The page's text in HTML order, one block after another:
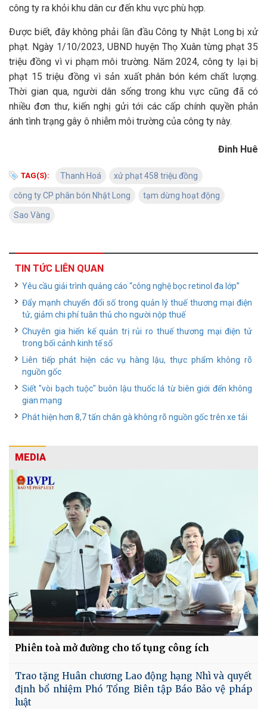
công ty ra khỏi khu dân cư đến khu vực phù hợp.
Được biết, đây không phải lần đầu Công ty Nhật Long bị xử
phạt. Ngày 1/10/2023, UBND huyện Thọ Xuân từng phạt 35
triệu đồng vì vi phạm môi trường. Năm 2024, công ty lại bị
phạt 15 triệu đồng vì sản xuất phân bón kém chất lượng.
Thời gian qua, người dân sống trong khu vực cũng đã có
nhiều đơn thư, kiến nghị gửi tới các cấp chính quyền phản
ánh tình trạng gây ô nhiễm môi trường của công ty này.
Đinh Huê
TAG(S): Thanh Hoá xử phạt 458 triệu đồng
công ty CP phân bón Nhật Long tạm dừng hoạt động
Sao Vàng
TIN TỨC LIÊN QUAN
Yêu cầu giải trình quảng cáo “công nghệ bọc retinol đa lớp”
Đẩy mạnh chuyển đổi số trong quản lý thuế thương mại điện
tử, giảm chi phí tuân thủ cho người nộp thuế
Chuyên gia hiến kế quản trị rủi ro thuế thương mại điện tử
trong bối cảnh kinh tế số
Liên tiếp phát hiện các vụ hàng lậu, thực phẩm không rõ
nguồn gốc
Siết "vòi bạch tuộc" buôn lậu thuốc lá từ biên giới đến không
gian mạng
Phát hiện hơn 8,7 tấn chân gà không rõ nguồn gốc trên xe tải
MEDIA
Phiên toà mở đường cho tố tụng công ích
Trao tặng Huân chương Lao động hạng Nhì và quyết
định bổ nhiệm Phó Tổng Biên tập Báo Bảo vệ pháp
luật